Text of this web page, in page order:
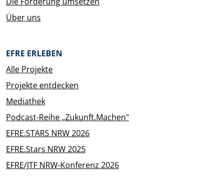
Über uns
EFRE ERLEBEN
Alle Projekte
Projekte entdecken
Mediathek
Podcast-Reihe „Zukunft.Machen"
EFRE.STARS NRW 2026
EFRE.Stars NRW 2025
EFRE/JTF NRW-Konferenz 2026